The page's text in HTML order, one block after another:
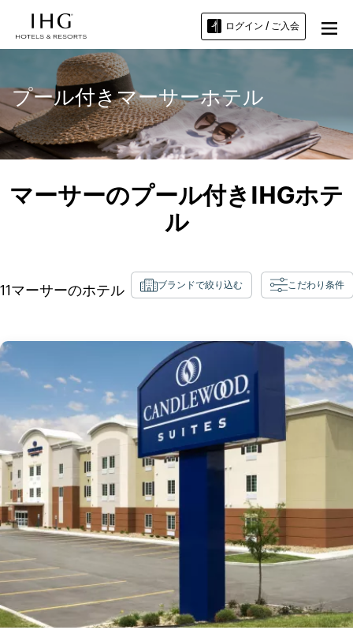
ログイン / ご入会
プール付きマーサーホテル
マーサーのプール付きIHGホテ
ル
11 マーサーのホテル ブランドで絞り込む こだわり条件